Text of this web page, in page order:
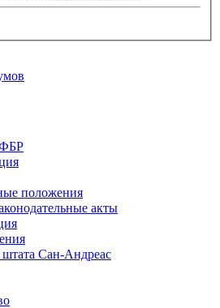
положения
акты
Сан-Андреас